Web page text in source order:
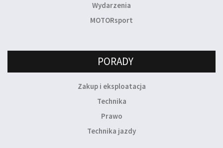
Wydarzenia
MOTORsport
PORADY
Zakup i eksploatacja
Technika
Prawo
Technika jazdy